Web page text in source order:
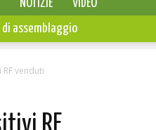
NOTIZIE
VIDEO
di assemblaggio
venduti